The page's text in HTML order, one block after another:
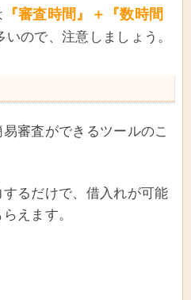
『審査時間』＋『数時間
いので、注意しましょう。
審査ができるツールのこ
るだけで、借入れが可能
えます。